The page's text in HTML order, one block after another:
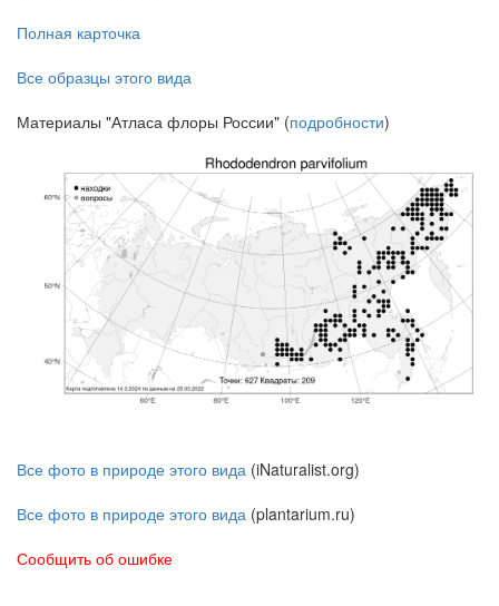
Полная карточка
Все образцы этого вида
Материалы "Атласа флоры России" (подробности)
Все фото в природе этого вида (iNaturalist.org)
Все фото в природе этого вида (plantarium.ru)
Сообщить об ошибке